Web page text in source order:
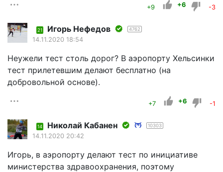
+9 +6 -3
21 Игорь Нефедов 4762
14.11.2020 18:54
Неужели тест столь дорог? В аэропорту Хельсинки
тест прилетевшим делают бесплатно (на
добровольной основе).
+7 +6 -1
14 Николай Кабанен 10303
14.11.2020 20:42
Игорь, в аэропорту делают тест по инициативе
министерства здравоохранения, поэтому